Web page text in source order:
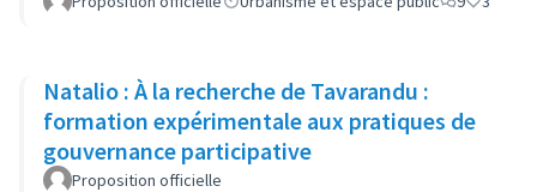
Natalio : À la recherche de Tavarandu :
formation expérimentale aux pratiques de
gouvernance participative
Proposition officielle